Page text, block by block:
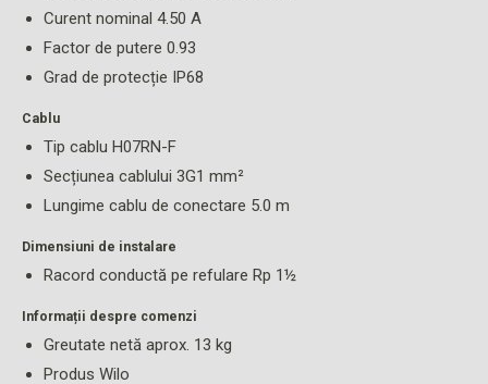
Curent nominal 4.50 A
Factor de putere 0.93
Grad de protecție IP68
Cablu
Tip cablu H07RN-F
Secțiunea cablului 3G1 mm²
Lungime cablu de conectare 5.0 m
Dimensiuni de instalare
Racord conductă pe refulare Rp 1½
Informații despre comenzi
Greutate netă aprox. 13 kg
Produs Wilo